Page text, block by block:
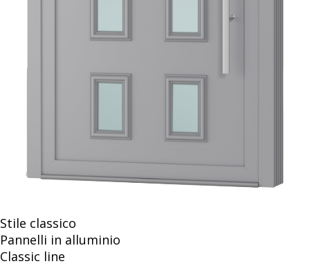
rynku
wypełnień
drzwiowych
Stile classico
Pannelli in alluminio
Classic line